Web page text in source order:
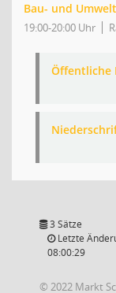
Bau- und
19:00-20:00 Uhr
Öffentliche
3 Sätze
Letzte
08:00:29
© 2022 Markt